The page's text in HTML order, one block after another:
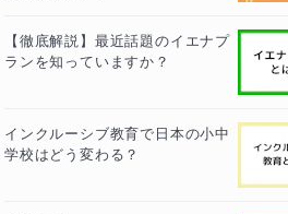
【徹底解説】最近話題のイエナプ
ランを知っていますか？
インクルーシブ教育で日本の小中
学校はどう変わる？